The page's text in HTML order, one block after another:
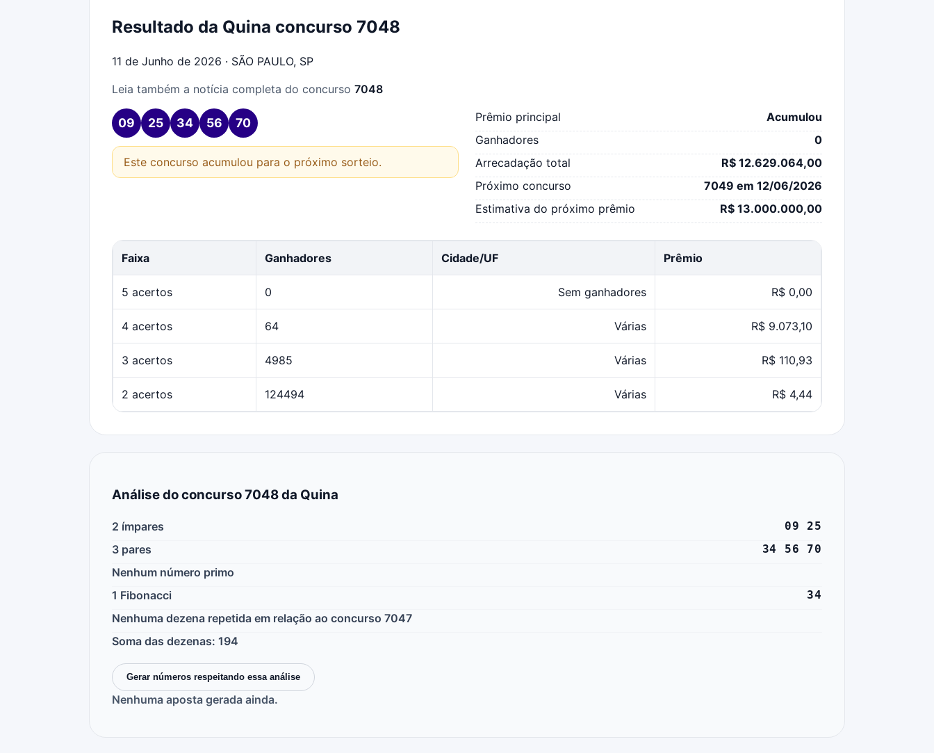
Resultado da Quina concurso 7048
11 de Junho de 2026 · SÃO PAULO, SP
Leia também a notícia completa do concurso 7048
09 25 34 56 70
Este concurso acumulou para o próximo sorteio.
Prêmio principal
Acumulou
Ganhadores
0
Arrecadação total
R$ 12.629.064,00
Próximo concurso
7049 em 12/06/2026
Estimativa do próximo prêmio
R$ 13.000.000,00
Faixa Ganhadores Cidade/UF Prêmio
5 acertos 0 Sem ganhadores R$ 0,00
4 acertos 64 Várias R$ 9.073,10
3 acertos 4985 Várias R$ 110,93
2 acertos 124494 Várias R$ 4,44
Análise do concurso 7048 da Quina
2 ímpares 09 25
3 pares 34 56 70
Nenhum número primo
1 Fibonacci
34
Nenhuma dezena repetida em relação ao concurso 7047
Soma das dezenas: 194
Gerar números respeitando essa análise
Nenhuma aposta gerada ainda.